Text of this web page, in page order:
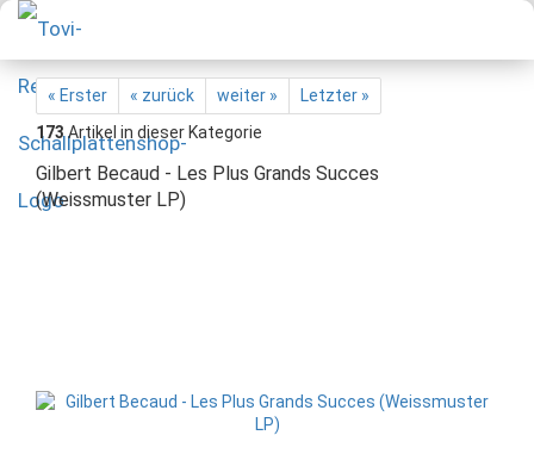
« Erster « zurück weiter »
Letzter »
173Artikel in dieser Kategorie
Gilbert Becaud - Les Plus Grands Succes
(Weissmuster LP)